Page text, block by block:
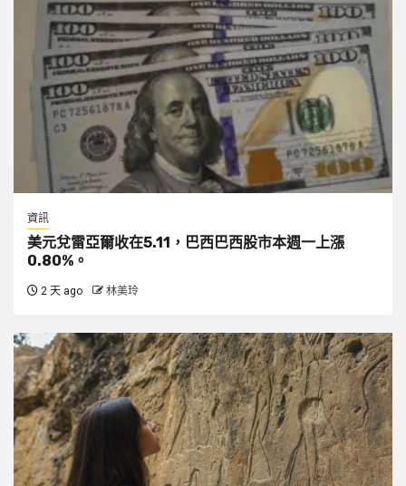
資訊
美元兌雷亞爾收在5.11，巴西巴西股市本週一上漲
0.80%。
2 天 ago 林美玲